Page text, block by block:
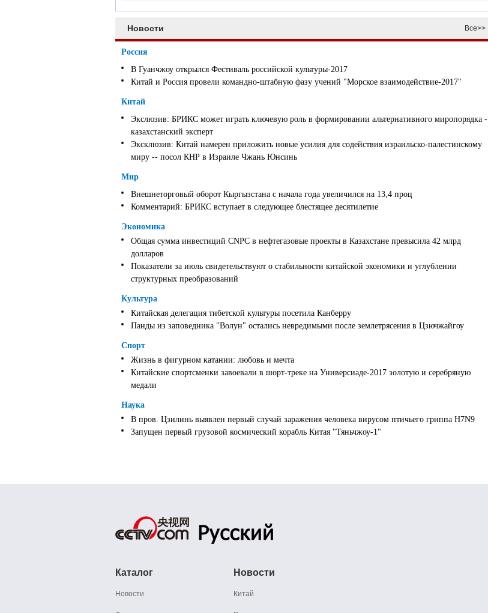
Новости Все>>
Россия
В Гуанчжоу открылся Фестиваль российской культуры-2017
Китай и Россия провели командно-штабную фазу учений "Морское взаимодействие-2017"
Китай
Экслюзив: БРИКС может играть ключевую роль в формировании альтернативного миропорядка -
казахстанский эксперт
Эксклюзив: Китай намерен приложить новые усилия для содействия израильско-палестинскому
миру -- посол КНР в Израиле Чжань Юнсинь
Мир
Внешнеторговый оборот Кыргызстана с начала года увеличился на 13,4 проц
Комментарий: БРИКС вступает в следующее блестящее десятилетие
Экономика
Общая сумма инвестиций CNPC в нефтегазовые проекты в Казахстане превысила 42 млрд
долларов
Показатели за июль свидетельствуют о стабильности китайской экономики и углублении
структурных преобразований
Культура
Китайская делегация тибетской культуры посетила Канберру
Панды из заповедника "Волун" остались невредимыми после землетрясения в Цзючжайгоу
Спорт
Жизнь в фигурном катании: любовь и мечта
Китайские спортсменки завоевали в шорт-треке на Универсиаде-2017 золотую и серебряную
медали
Наука
В пров. Цзилинь выявлен первый случай заражения человека вирусом птичьего гриппа H7N9
Запущен первый грузовой космический корабль Китая "Тяньчжоу-1"
Каталог
Новости
Новости
Китай